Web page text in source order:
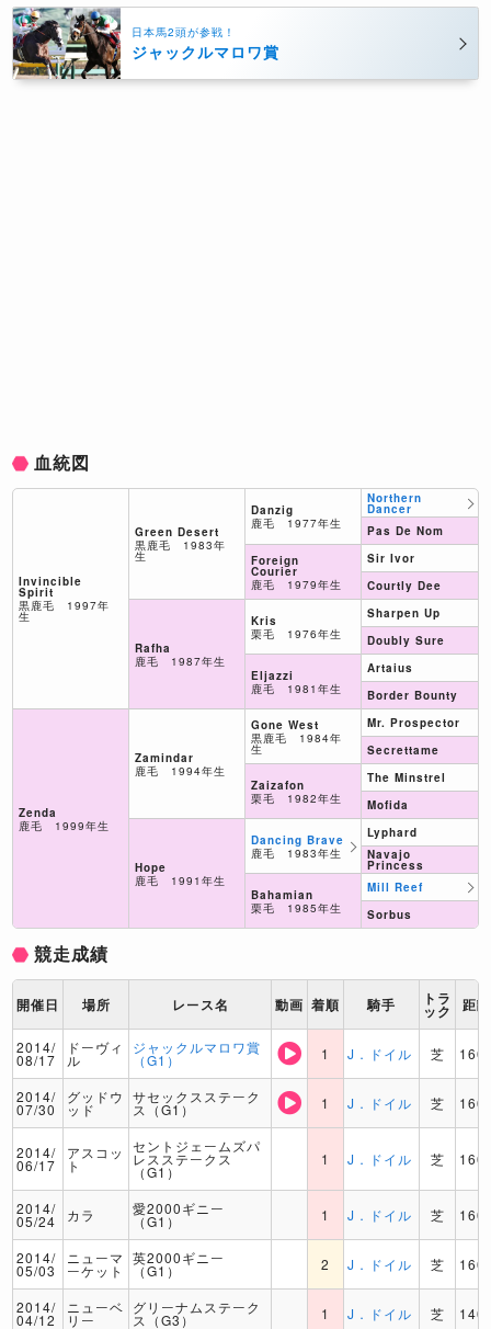
日本馬2頭が参戦！
ジャックルマロワ賞
血統図
Invincible
Spirit
黒鹿毛 1997年
生
Zenda
鹿毛 1999年生
Green Desert
黒鹿毛 1983年
生
Rafha
鹿毛 1987年生
Zamindar
鹿毛 1994年生
Hope
鹿毛 1991年生
Danzig
鹿毛 1977年生
Foreign
Courier
鹿毛 1979年生
Kris
栗毛 1976年生
Eljazzi
鹿毛 1981年生
Gone West
黒鹿毛 1984年
生
Zaizafon
栗毛 1982年生
Dancing Brave
鹿毛 1983年生
Bahamian
栗毛 1985年生
Northern
Dancer
Pas De Nom
Sir Ivor
Courtly Dee
Sharpen Up
Doubly Sure
Artaius
Border Bounty
Mr. Prospector
Secrettame
The Minstrel
Mofida
Lyphard
Navajo
Princess
Mill Reef
Sorbus
競走成績
開催日 場所 レース名 動画 着順 騎手 トラ
ック 距離
2014/
08/17
ドーヴィ
ル
ジャックルマロワ賞
（G1） 1 J．ドイル 芝
2014/
07/30
グッドウ
ッド
サセックスステーク
ス（G1） 1 J．ドイル 芝
2014/
06/17
アスコッ
ト
セントジェームズパ
レスステークス
（G1）
1 J．ドイル 芝
2014/
05/24 カラ 愛2000ギニー
（G1） 1 J．ドイル 芝
2014/
05/03
ニューマ
ーケット
英2000ギニー
（G1） 2 J．ドイル 芝
2014/
04/12
ニューベ
リー
グリーナムステーク
ス（G3） 1 J．ドイル 芝